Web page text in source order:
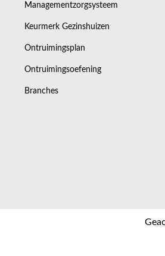
Managementzorgsysteem
Keurmerk Gezinshuizen
Ontruimingsplan
Ontruimingsoefening
Branches